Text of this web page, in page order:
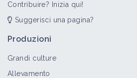
Contribuire? Inizia qui!
Suggerisci una pagina?
Produzioni
Grandi culture
Allevamento